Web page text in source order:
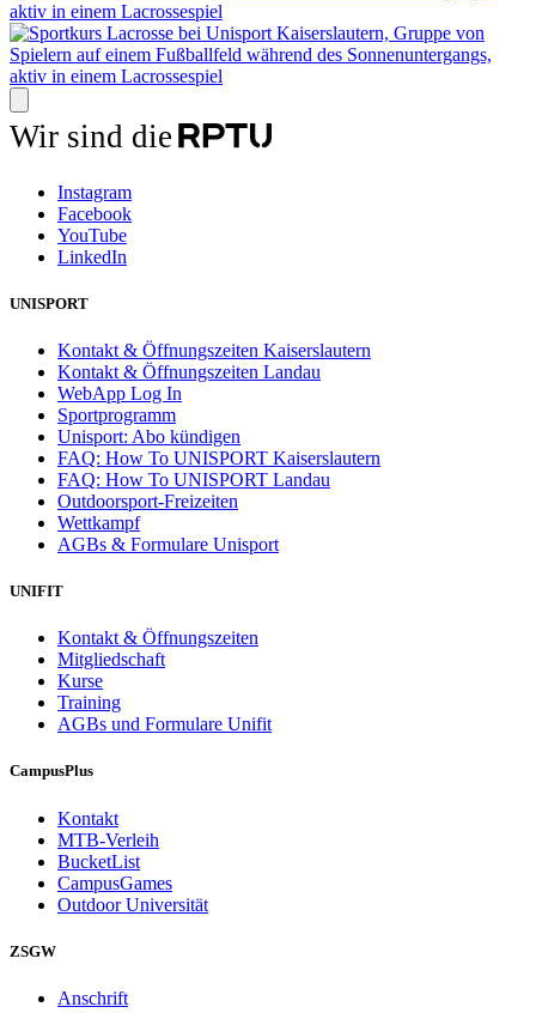
Wir sind die
Instagram
Facebook
YouTube
LinkedIn
UNISPORT
Kontakt & Öffnungszeiten Kaiserslautern
Kontakt & Öffnungszeiten Landau
WebApp Log In
Sportprogramm
Unisport: Abo kündigen
FAQ: How To UNISPORT Kaiserslautern
FAQ: How To UNISPORT Landau
Outdoorsport-Freizeiten
Wettkampf
AGBs & Formulare Unisport
UNIFIT
Kontakt & Öffnungszeiten
Mitgliedschaft
Kurse
Training
AGBs und Formulare Unifit
CampusPlus
Kontakt
MTB-Verleih
BucketList
CampusGames
Outdoor Universität
ZSGW
Anschrift